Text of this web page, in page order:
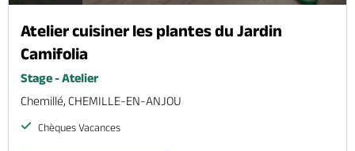
Atelier cuisiner les plantes du Jardin
Camifolia
Stage - Atelier
Chemillé, CHEMILLE-EN-ANJOU
Chèques Vacances